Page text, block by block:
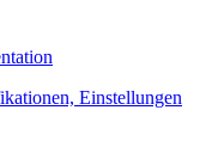
Einstellungen